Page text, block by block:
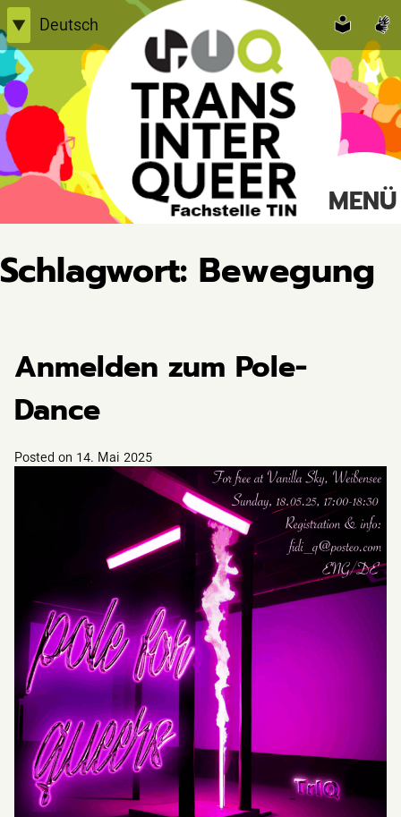
Skip
to
content
▼
Deutsch
English
Einfache Sprache
TransInterQueer e.V.
Suche
MENÜ
Schlagwort: Bewegung
Anmelden zum Pole-
Dance
Posted on 14. Mai 2025